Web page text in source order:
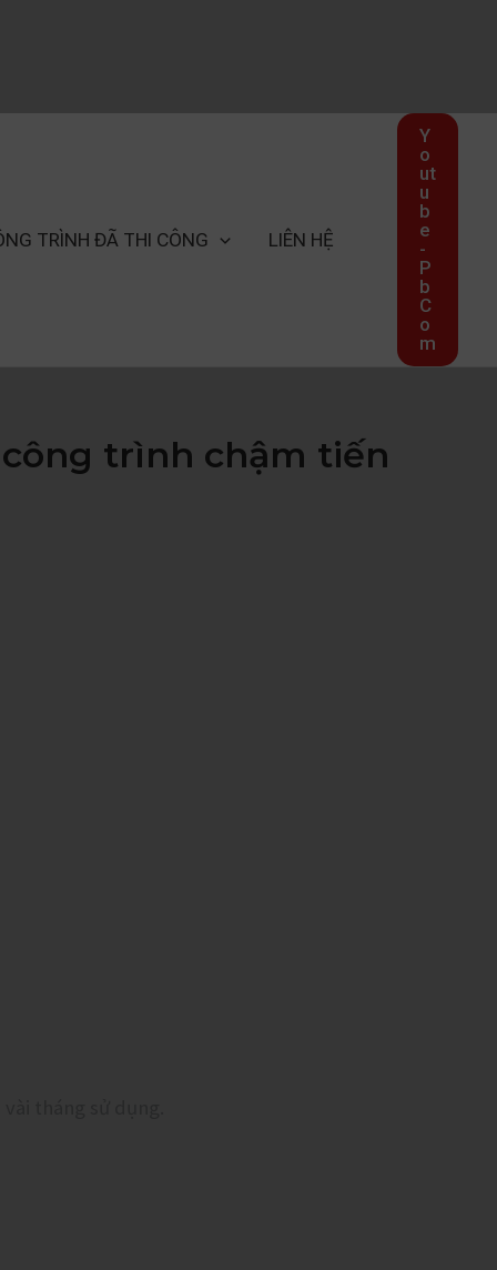
TRÌNH ĐÃ THI CÔNG LIÊN HỆ
Y
o
ut
u
b
e
-
P
b
C
o
m
trình chậm tiến